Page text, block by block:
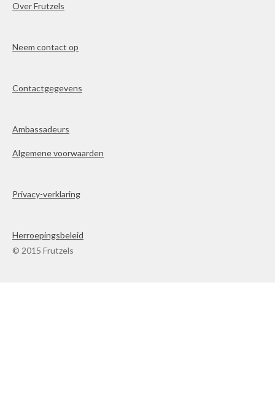
Over Frutzels
Neem contact op
Contactgegevens
Ambassadeurs
Algemene voorwaarden
Privacy-verklaring
Herroepingsbeleid
© 2015 Frutzels